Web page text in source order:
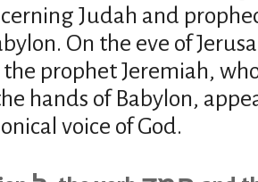
Judah and
On the eve of
the prophet Jeremiah,
hands of Babylon,
voice of God.